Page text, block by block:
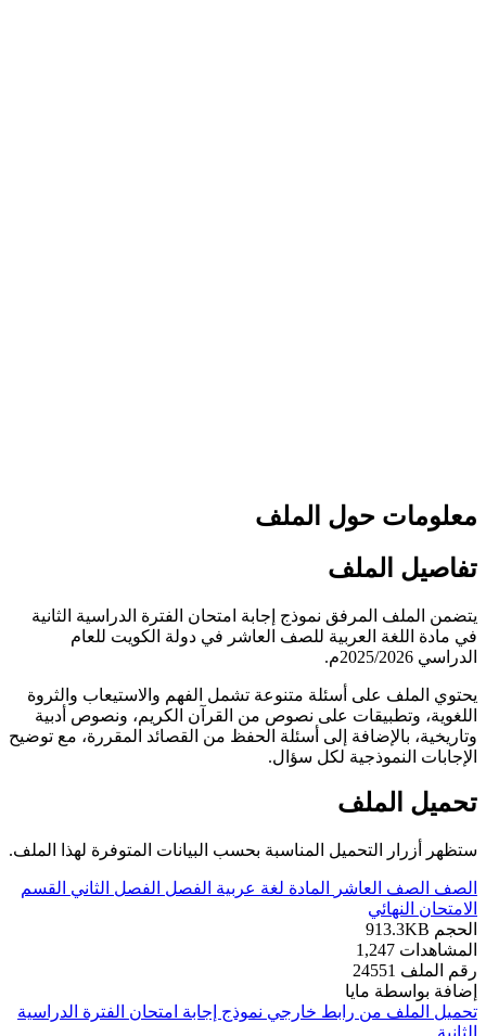
معلومات حول الملف
تفاصيل الملف
يتضمن الملف المرفق نموذج إجابة امتحان الفترة الدراسية الثانية
في مادة اللغة العربية للصف العاشر في دولة الكويت للعام
الدراسي 2025/2026م.
يحتوي الملف على أسئلة متنوعة تشمل الفهم والاستيعاب والثروة
اللغوية، وتطبيقات على نصوص من القرآن الكريم، ونصوص أدبية
وتاريخية، بالإضافة إلى أسئلة الحفظ من القصائد المقررة، مع توضيح
الإجابات النموذجية لكل سؤال.
تحميل الملف
ستظهر أزرار التحميل المناسبة بحسب البيانات المتوفرة لهذا الملف.
الصف الصف العاشر المادة لغة عربية الفصل الفصل الثاني
القسم
الامتحان النهائي
الحجم 913.3KB
المشاهدات 1,247
رقم الملف 24551
إضافة بواسطة مايا
تحميل الملف من رابط خارجي نموذج إجابة امتحان الفترة الدراسية